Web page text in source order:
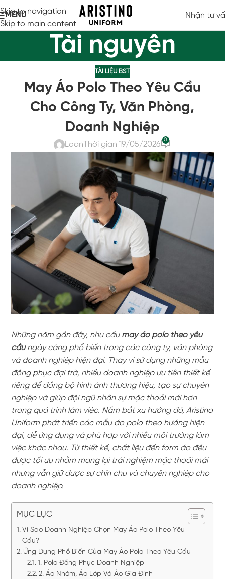
Skip to navigation
Skip to main content
MENU Nhận tư
Tài nguyên
TÀI LIỆU BST
May Áo Polo Theo Yêu Cầu
Cho Công Ty, Văn Phòng,
Doanh Nghiệp
Loan Thời gian 19/05/2026
0
Những năm gần đây, nhu cầu may áo polo theo yêu
cầungày càng phổ biến trong các công ty, văn phòng
và doanh nghiệp hiện đại. Thay vì sử dụng những mẫu
đồng phụcđại trà, nhiều doanh nghiệpưu tiên thiết kế
riêng để đồng bộ hình ảnh thương hiệu, tạo sự chuyên
nghiệp và giúp đội ngũ nhân sự mặc thoải mái hơn
trong quá trình làm việc. Nắm bắt xu hướng đó,Aristino
Uniform phát triển các mẫu áo polotheo hướng hiện
đại, dễ ứng dụng và phù hợp với nhiều môi trường làm
việc khác nhau. Từ thiết kế, chất liệu đến form áo đều
được tối ưu nhằm mang lại trải nghiệm mặc thoải mái
nhưng vẫn giữ được sự chỉn chu và chuyên nghiệp cho
doanh nghiệp.
MỤC LỤC
Vì Sao Doanh Nghiệp Chọn May Áo Polo Theo Yêu
Cầu?
Ứng Dụng Phổ Biến Của May Áo Polo Theo Yêu Cầu
1. Polo Đồng Phục Doanh Nghiệp
2. Áo Nhóm, Áo Lớp Và Áo Gia Đình